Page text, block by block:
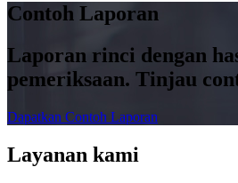
Contoh Laporan
Laporan rinci dengan
pemeriksaan. Tinjau
Dapatkan Contoh Laporan
Layanan kami